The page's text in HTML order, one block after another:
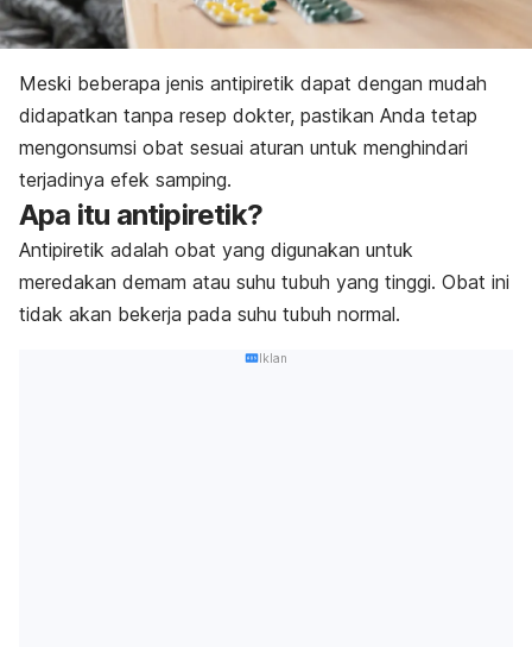
Meski beberapa jenis antipiretik dapat dengan mudah
didapatkan tanpa resep dokter, pastikan Anda tetap
mengonsumsi obat sesuai aturan untuk menghindari
terjadinya efek samping.
Apa itu antipiretik?
Antipiretik adalah obat yang digunakan untuk
meredakan demam atau suhu tubuh yang tinggi. Obat ini
tidak akan bekerja pada suhu tubuh normal.
Iklan